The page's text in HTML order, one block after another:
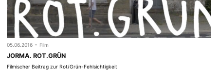
05.06.2016 - Film
JORMA. ROT.GRÜN
Filmischer Beitrag zur Rot/Grün-Fehlsichtigkeit